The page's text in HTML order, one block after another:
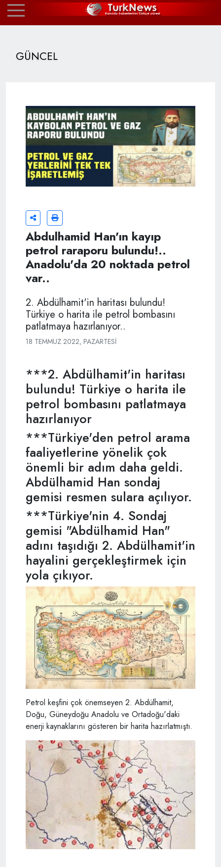
GÜNCEL
Abdulhamid Han'ın kayıp
petrol raraporu bulundu!..
Anadolu'da 20 noktada petrol
var..
2. Abdülhamit'in haritası bulundu!
Türkiye o harita ile petrol bombasını
patlatmaya hazırlanıyor..
18 TEMMUZ 2022, PAZARTESI
***2. Abdülhamit'in haritası
bulundu! Türkiye o harita ile
petrol bombasını patlatmaya
hazırlanıyor
***Türkiye'den petrol arama
faaliyetlerine yönelik çok
önemli bir adım daha geldi.
Abdülhamid Han sondaj
gemisi resmen sulara açılıyor.
***Türkiye'nin 4. Sondaj
gemisi "Abdülhamid Han"
adını taşıdığı 2. Abdülhamit'in
hayalini gerçekleştirmek için
yola çıkıyor.
Petrol keşfini çok önemseyen 2. Abdülhamit,
Doğu, Güneydoğu Anadolu ve Ortadoğu'daki
enerji kaynaklarını gösteren bir harita hazırlatmıştı.